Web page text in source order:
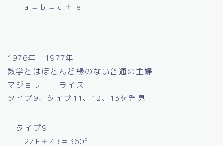
a = b = c ＋ e
1976年ー1977年
数学とはほとんど縁のない普通の主婦
マジョリー・ライス
タイプ9、タイプ11、12、13を発見
タイプ9
2∠E＋∠B＝360°